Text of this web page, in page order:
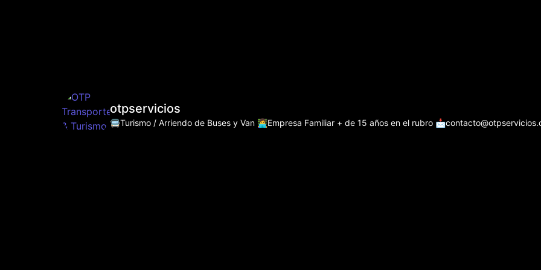
otpservicios
🚍Turismo / Arriendo de Buses y Van 👩‍💻Empresa Familiar + de 15 años en el rubro